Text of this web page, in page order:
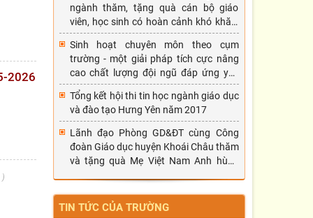
2026
ngành thăm, tặng quà cán bộ giáo
viên, học sinh có hoàn cảnh khó khăn,
mắc bệnh hiểm nghèo nhân dịp tết
Nguyên đán Đinh Dậu 2017.
Sinh hoạt chuyên môn theo cụm
trường - một giải pháp tích cực nâng
cao chất lượng đội ngũ đáp ứng yêu
cầu đổi mới phương pháp dạy học
Tổng kết hội thi tin học ngành giáo dục
và đào tạo Hưng Yên năm 2017
Lãnh đạo Phòng GD&ĐT cùng Công
đoàn Giáo dục huyện Khoái Châu thăm
và tặng quà Mẹ Việt Nam Anh hùng
TIN TỨC CỦA TRƯỜNG